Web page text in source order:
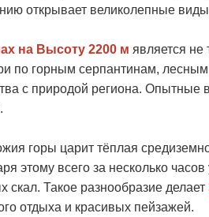
открывает великолепные
на Высоту 2200 м является не
по горным серпантинам,
с природой региона. Опытные
горы царит тёплая
этому всего за несколько часов
Такое разнообразие делает
отдыха и красивых пейзажей.